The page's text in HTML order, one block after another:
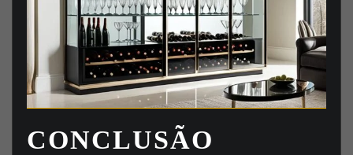
CONCLUSÃO